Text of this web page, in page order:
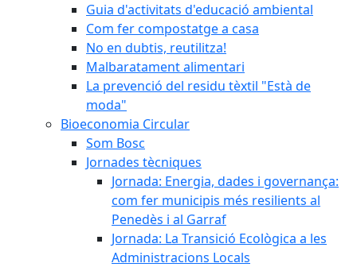
Guia d'activitats d'educació ambiental
Com fer compostatge a casa
No en dubtis, reutilitza!
Malbaratament alimentari
La prevenció del residu tèxtil "Està de
moda"
Bioeconomia Circular
Som Bosc
Jornades tècniques
Jornada: Energia, dades i governança:
com fer municipis més resilients al
Penedès i al Garraf
Jornada: La Transició Ecològica a les
Administracions Locals